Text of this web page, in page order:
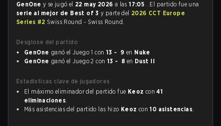
GenOne y se jugó el 22 may 2026 a las17:05 . El partido fue una
serie al mejor de Best of 3y parte del 2026 CCT Europe
Series #2 Swiss Round - Swiss Round.
Desglose del partido
GenOne ganó el Juego 1 con 13 - 9 en Nuke
GenOne ganó el Juego 2 con 13 - 8 en Dust II
Estadísticas clave de jugadores
El máximo eliminador del partido fue Keoz con41
eliminaciones.
Más asistencias del partido las hizo Keoz con10 asistencias.